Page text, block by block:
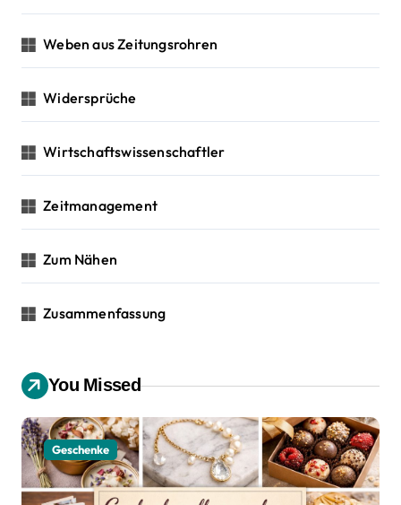
Weben aus Zeitungsrohren
Widersprüche
Wirtschaftswissenschaftler
Zeitmanagement
Zum Nähen
Zusammenfassung
You Missed
Geschenke